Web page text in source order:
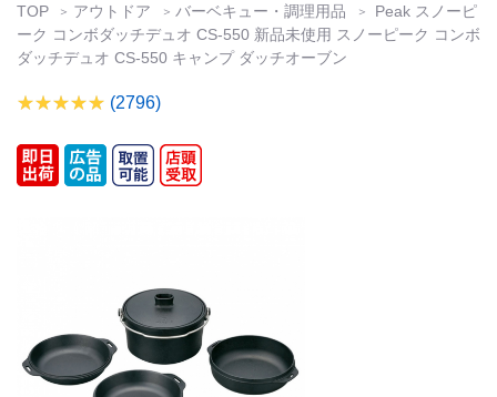
TOP アウトドア バーベキュー・調理用品
Peak スノーピ
ーク コンボダッチデュオ CS-550 新品未使用 スノーピーク コンボ
ダッチデュオ CS-550 キャンプ ダッチオーブン
(2796)